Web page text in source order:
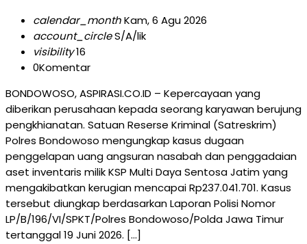
calendar_monthKam, 6 Agu 2026
account_circleS/A/lik
visibility16
0Komentar
BONDOWOSO, ASPIRASI.CO.ID – Kepercayaan yang
diberikan perusahaan kepada seorang karyawan berujung
pengkhianatan. Satuan Reserse Kriminal (Satreskrim)
Polres Bondowoso mengungkap kasus dugaan
penggelapan uang angsuran nasabah dan penggadaian
aset inventaris milik KSP Multi Daya Sentosa Jatim yang
mengakibatkan kerugian mencapai Rp237.041.701. Kasus
tersebut diungkap berdasarkan Laporan Polisi Nomor
LP/B/196/VI/SPKT/Polres Bondowoso/Polda Jawa Timur
tertanggal 19 Juni 2026. […]